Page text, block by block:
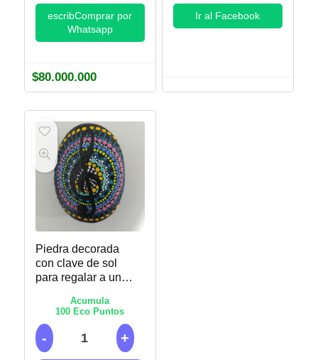
escribComprar por
Whatsapp
$80.000.000
Ir al Facebook
Piedra decorada
con clave de sol
para regalar a un
Puntillismo
Acumula
100 Eco Puntos